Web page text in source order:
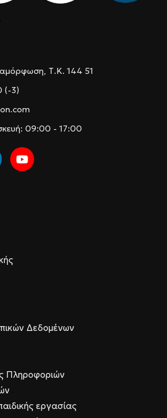
Τ.Κ. 144 51
(-3)
09:00 - 17:00
Δεδομένων
Πληροφοριών
εργασίας